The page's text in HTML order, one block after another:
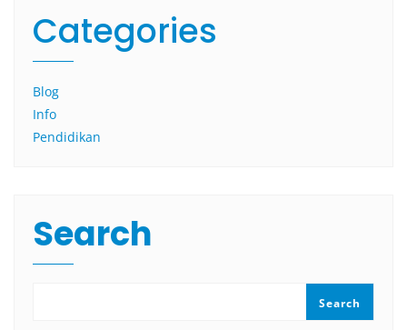
Categories
Blog
Info
Pendidikan
Search
Search